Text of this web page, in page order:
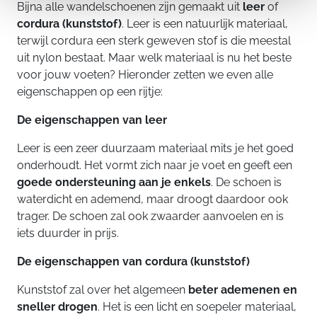
Bijna alle wandelschoenen zijn gemaakt uit leer of
cordura (kunststof). Leer is een natuurlijk materiaal,
terwijl cordura een sterk geweven stof is die meestal
uit nylon bestaat. Maar welk materiaal is nu het beste
voor jouw voeten? Hieronder zetten we even alle
eigenschappen op een rijtje:
De eigenschappen van leer
Leer is een zeer duurzaam materiaal mits je het goed
onderhoudt. Het vormt zich naar je voet en geeft een
goede ondersteuning aan je enkels. De schoen is
waterdicht en ademend, maar droogt daardoor ook
trager. De schoen zal ook zwaarder aanvoelen en is
iets duurder in prijs.
De eigenschappen van cordura (kunststof)
Kunststof zal over het algemeen beter ademenen en
sneller drogen. Het is een licht en soepeler materiaal,